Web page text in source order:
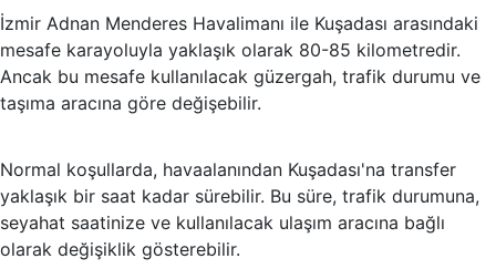
İzmir Adnan Menderes Havalimanı ile Kuşadası arasındaki
mesafe karayoluyla yaklaşık olarak 80-85 kilometredir.
Ancak bu mesafe kullanılacak güzergah, trafik durumu ve
taşıma aracına göre değişebilir.
Normal koşullarda, havaalanından Kuşadası'na transfer
yaklaşık bir saat kadar sürebilir. Bu süre, trafik durumuna,
seyahat saatinize ve kullanılacak ulaşım aracına bağlı
olarak değişiklik gösterebilir.